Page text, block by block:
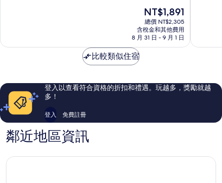
中
夠
評
論
現
在
價
格
為
NT$1,891
總價 NT$2,305
含稅金和其他費用
8 月 31 日 - 9 月 1 日
夠
評
論
比較類似住宿
登入以查看符合資格的折扣和禮遇。玩越多，獎勵就越
多！
登入 免費註冊
鄰近地區資訊